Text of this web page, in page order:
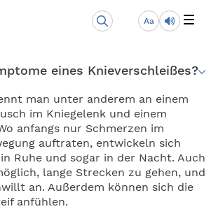
Aa
eines Knieverschleißes?
man unter anderem an einem
im Kniegelenk und einem
anfangs nur Schmerzen im
auftraten, entwickeln sich
Ruhe und sogar in der Nacht. Auch
lange Strecken zu gehen, und
an. Außerdem können sich die
anfühlen.